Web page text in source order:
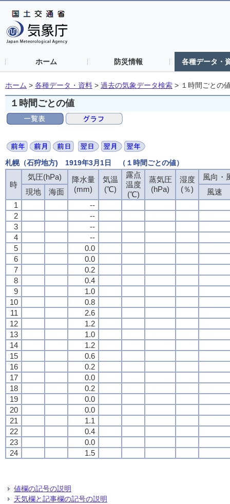
ホーム 防災情報 各種データ・
ホーム > 各種データ・資料 > 過去の気象データ検索 > １時間ごとの
１時間ごとの値
札幌（石狩地方) 1919年3月1日 （１時間ごとの値）
時
気圧(hPa)
降水量
(mm)
気温
(℃)
露点
温度
(℃)
蒸気圧
(hPa)
湿度
(％)
風向・
現地
海面
風速
1
--
2
--
3
--
4
--
5
0.0
6
0.0
7
0.2
8
0.4
9
1.0
10
0.8
11
2.6
12
1.2
13
1.0
14
1.2
15
0.6
16
0.2
17
0.0
18
0.2
19
0.0
20
0.0
21
1.1
22
0.4
23
0.0
24
1.5
値欄の記号の説明
天気欄と記事欄の記号の説明